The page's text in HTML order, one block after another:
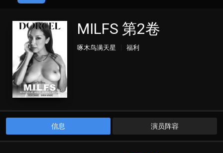
MILFS 第2卷
啄木鸟满天星 福利
信息 演员阵容